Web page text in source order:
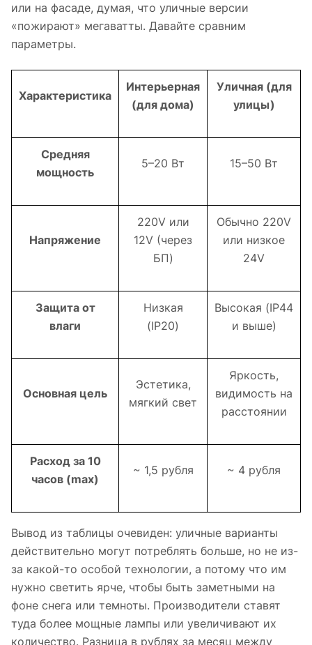
или на фасаде, думая, что уличные версии
«пожирают» мегаватты. Давайте сравним
параметры.
Характеристика
Интерьерная
(для дома)
Уличная (для
улицы)
Средняя
мощность
5–20 Вт 15–50 Вт
Напряжение
220V или
12V (через
БП)
Обычно 220V
или низкое
24V
Защита от
влаги
Низкая
(IP20)
Высокая (IP44
и выше)
Основная цель
Эстетика,
мягкий свет
Яркость,
видимость на
расстоянии
Расход за 10
часов (max)
~ 1,5 рубля ~ 4 рубля
Вывод из таблицы очевиден: уличные варианты
действительно могут потреблять больше, но не из-
за какой-то особой технологии, а потому что им
нужно светить ярче, чтобы быть заметными на
фоне снега или темноты. Производители ставят
туда более мощные лампы или увеличивают их
количество. Разница в рублях за месяц между